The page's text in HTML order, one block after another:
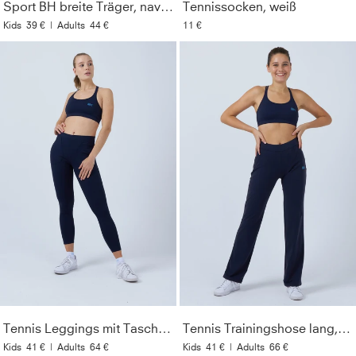
Material: 91% Polyamid, 9% Elasthan (Lycra®)
Pflegehinweise
Bei 40° in der Maschine waschbar. Nur
mit ähnlichen Farben waschen. Kein Weichspüler
verwenden. Nicht bügeln.
133455-801
navy blau
Unifarben
Geschlecht
Damen & Mädchen
Lichtechtheit:5
Sport BH breite Träger, navy blau
Kids 39 € | Adults 44 €
Tennissocken, weiß
11 €
Tennis Leggings mit Taschen lang, navy blau
Kids 41 € | Adults 64 €
Tennis Trainingshose lang, navy blau
Kids 41 € | Adults 66 €